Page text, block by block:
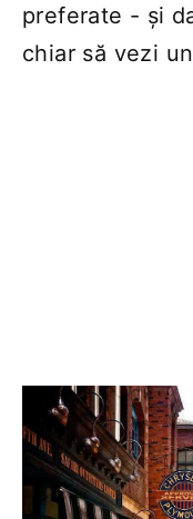
preferate - și
chiar să vezi